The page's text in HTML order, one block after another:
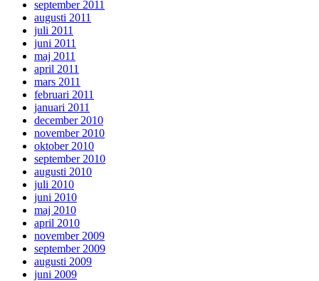
september 2011
augusti 2011
juli 2011
juni 2011
maj 2011
april 2011
mars 2011
februari 2011
januari 2011
december 2010
november 2010
oktober 2010
september 2010
augusti 2010
juli 2010
juni 2010
maj 2010
april 2010
november 2009
september 2009
augusti 2009
juni 2009